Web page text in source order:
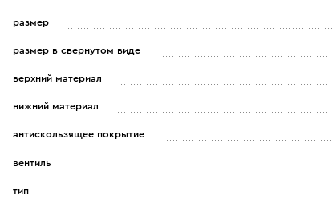
размер
размер в свернутом виде
верхний материал
нижний материал
антискользящее покрытие
вентиль
тип